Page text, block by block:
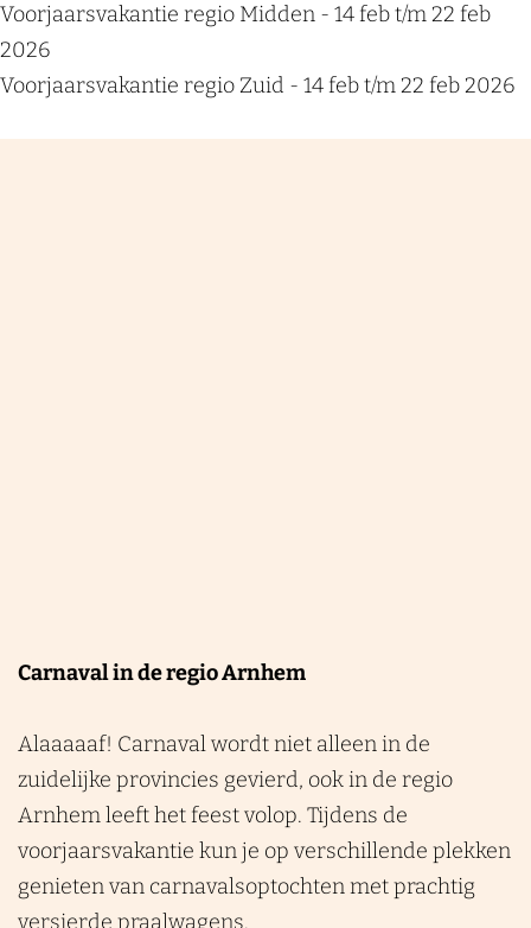
Voorjaarsvakantie regio Midden - 14 feb t/m 22 feb
2026
Voorjaarsvakantie regio Zuid - 14 feb t/m 22 feb 2026
Carnaval in de regio Arnhem
Alaaaaaf! Carnaval wordt niet alleen in de
zuidelijke provincies gevierd, ook in de regio
Arnhem leeft het feest volop. Tijdens de
voorjaarsvakantie kun je op verschillende plekken
genieten van carnavalsoptochten met prachtig
versierde praalwagens.